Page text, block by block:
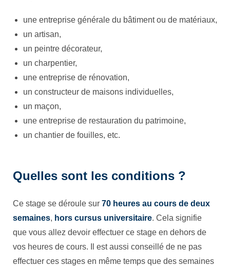
une entreprise générale du bâtiment ou de matériaux,
un artisan,
un peintre décorateur,
un charpentier,
une entreprise de rénovation,
un constructeur de maisons individuelles,
un maçon,
une entreprise de restauration du patrimoine,
un chantier de fouilles, etc.
Quelles sont les conditions ?
Ce stage se déroule sur 70 heures au cours de deux
semaines, hors cursus universitaire. Cela signifie
que vous allez devoir effectuer ce stage en dehors de
vos heures de cours. Il est aussi conseillé de ne pas
effectuer ces stages en même temps que des semaines